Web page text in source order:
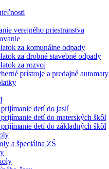
verejného priestranstva
za komunálne odpady
za drobné stavebné odpady
za rozvoj
prístroje a predajné automaty
detí do jaslí
detí do materských škôl
detí do základných škôl
a špeciálna ZŠ